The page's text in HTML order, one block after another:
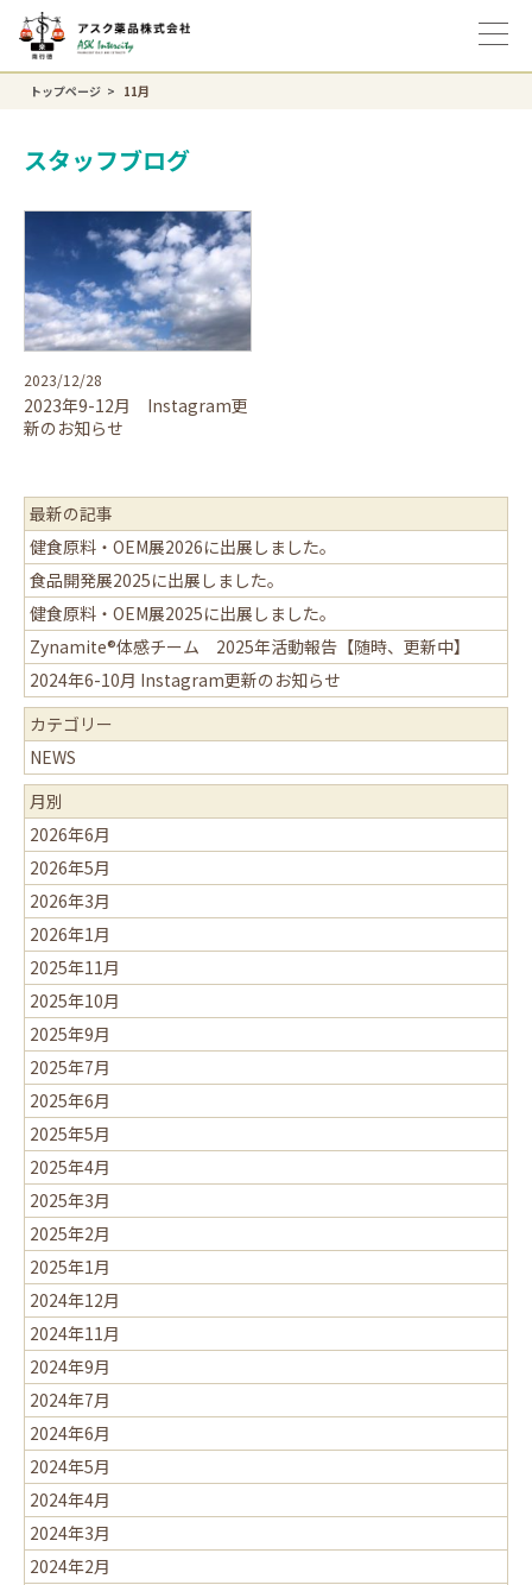
トップページ 11月
スタッフブログ
2023/12/28
2023年9-12月 Instagram更
新のお知らせ
最新の記事
健食原料・OEM展2026に出展しました。
食品開発展2025に出展しました。
健食原料・OEM展2025に出展しました。
Zynamite®体感チーム 2025年活動報告【随時、更新中】
2024年6-10月 Instagram更新のお知らせ
カテゴリー
NEWS
月別
2026年6月
2026年5月
2026年3月
2026年1月
2025年11月
2025年10月
2025年9月
2025年7月
2025年6月
2025年5月
2025年4月
2025年3月
2025年2月
2025年1月
2024年12月
2024年11月
2024年9月
2024年7月
2024年6月
2024年5月
2024年4月
2024年3月
2024年2月